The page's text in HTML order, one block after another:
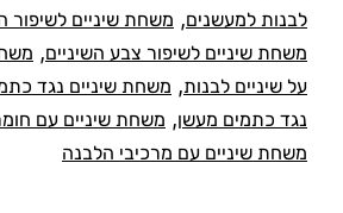
לבנות למעשנים, משחת שיניים לשיפור
משחת שיניים לשיפור צבע השיניים,
על שיניים לבנות, משחת שיניים נגד
נגד כתמים מעשן, משחת שיניים עם
משחת שיניים עם מרכיבי הלבנה